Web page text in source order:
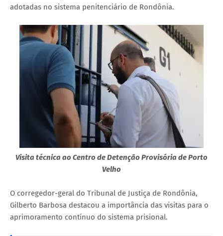
adotadas no sistema penitenciário de Rondônia.
Visita técnica ao Centro de Detenção Provisória de Porto
Velho
O corregedor-geral do Tribunal de Justiça de Rondônia,
Gilberto Barbosa destacou a importância das visitas para o
aprimoramento contínuo do sistema prisional.